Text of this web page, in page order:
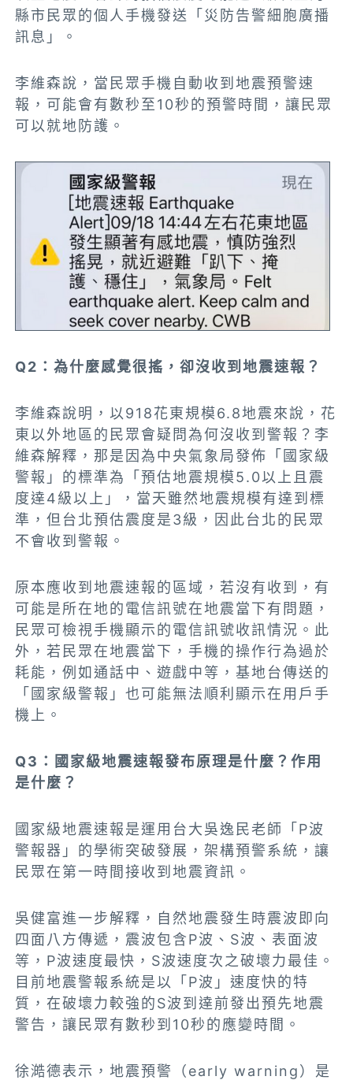
縣市民眾的個人手機發送「災防告警細胞廣播
訊息」。
李維森說，當民眾手機自動收到地震預警速
報 ，可能會有數秒至10秒的預警時間，讓 民眾
可以就地防護。
Q2 ：為什麼感覺很搖，卻沒收到地震速報？
李維森說明，以918花東規模6.8地震來說，花
東以外地區的民眾會疑問為何沒收到警報？李
維森解釋，那是因為中央氣象局發佈「國家級
警報」的標準為「預估地震規模5.0以上且震
度達4級以上」，當天雖然地震規模有達到標
準，但台北預估震度是3級，因此台北的民眾
不會收到警報。
原本應收到地震速報的區域，若沒有收到，有
可能是所在地的電信訊號在地震當下有問題，
民眾可檢視手機顯示的電信訊號收訊情況 。此
外，若民眾在地震當下， 手機的操作行為過於
耗能，例如通話中、遊戲中等，基地台傳送的
「國家級警報」也可能無法順利顯示在用戶手
機上。
Q3：國家級地震速報發布原理是什麼？作用
是什麼？
國家級地震速報是運用台大吳逸民老師「P波
警報器」的學術突破發展， 架構預警系統，讓
民眾在第一時間接收到地震資訊。
吳健富進一步解釋，自然地震發生時震波即向
四面八方傳遞，震波包含P波、S波、表面波
等，P波速度最快，S波速度次之破壞力最佳。
目前地震警報系統是以「P波」速度快的特
質，在破壞力較強的S波到達前發出預先地震
警告，讓民眾有數秒到10秒的應變時間。
徐澔德表示，地震預警（early warning）是